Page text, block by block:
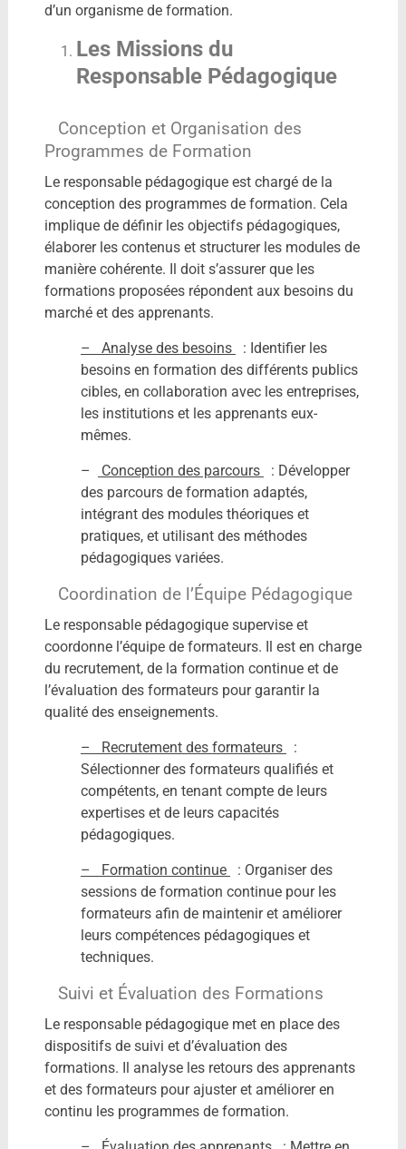
d’un organisme de formation.
Les Missions du
Responsable Pédagogique
Conception et Organisation des
Programmes de Formation
Le responsable pédagogique est chargé de la
conception des programmes de formation. Cela
implique de définir les objectifs pédagogiques,
élaborer les contenus et structurer les modules de
manière cohérente. Il doit s’assurer que les
formations proposées répondent aux besoins du
marché et des apprenants.
– Analyse des besoins
: Identifier les
besoins en formation des différents publics
cibles, en collaboration avec les entreprises,
les institutions et les apprenants eux-
mêmes.
– Conception des parcours
: Développer
des parcours de formation adaptés,
intégrant des modules théoriques et
pratiques, et utilisant des méthodes
pédagogiques variées.
Coordination de l’Équipe Pédagogique
Le responsable pédagogique supervise et
coordonne l’équipe de formateurs. Il est en charge
du recrutement, de la formation continue et de
l’évaluation des formateurs pour garantir la
qualité des enseignements.
– Recrutement des formateurs
:
Sélectionner des formateurs qualifiés et
compétents, en tenant compte de leurs
expertises et de leurs capacités
pédagogiques.
– Formation continue
: Organiser des
sessions de formation continue pour les
formateurs afin de maintenir et améliorer
leurs compétences pédagogiques et
techniques.
Suivi et Évaluation des Formations
Le responsable pédagogique met en place des
dispositifs de suivi et d’évaluation des
formations. Il analyse les retours des apprenants
et des formateurs pour ajuster et améliorer en
continu les programmes de formation.